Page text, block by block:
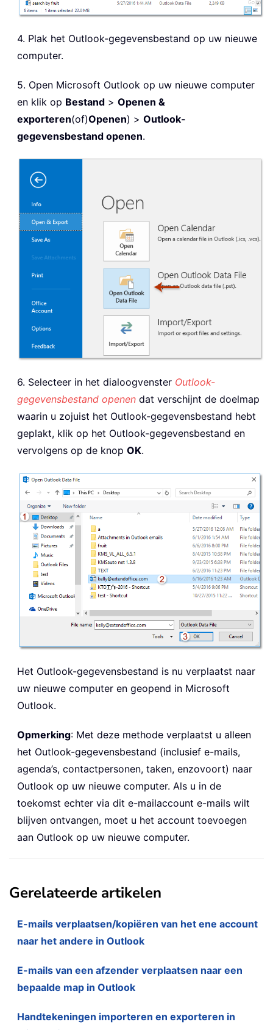
4. Plak het Outlook-gegevensbestand op uw nieuwe
computer.
5. Open Microsoft Outlook op uw nieuwe computer
en klik op Bestand > Openen &
exporteren(of)Openen) > Outlook-
gegevensbestand openen.
6. Selecteer in het dialoogvenster Outlook-
gegevensbestand openen dat verschijnt de doelmap
waarin u zojuist het Outlook-gegevensbestand hebt
geplakt, klik op het Outlook-gegevensbestand en
vervolgens op de knop OK.
Het Outlook-gegevensbestand is nu verplaatst naar
uw nieuwe computer en geopend in Microsoft
Outlook.
Opmerking: Met deze methode verplaatst u alleen
het Outlook-gegevensbestand (inclusief e-mails,
agenda’s, contactpersonen, taken, enzovoort) naar
Outlook op uw nieuwe computer. Als u in de
toekomst echter via dit e-mailaccount e-mails wilt
blijven ontvangen, moet u het account toevoegen
aan Outlook op uw nieuwe computer.
Gerelateerde artikelen
E-mails verplaatsen/kopiëren van het ene account
naar het andere in Outlook
E-mails van een afzender verplaatsen naar een
bepaalde map in Outlook
Handtekeningen importeren en exporteren in